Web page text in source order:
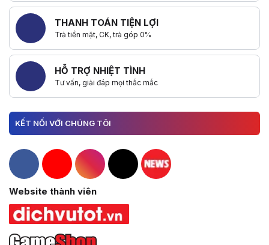
THANH TOÁN TIỆN LỢI
Trả tiền mặt, CK, trả góp 0%
HỖ TRỢ NHIỆT TÌNH
Tư vấn, giải đáp mọi thắc mắc
KẾT NỐI VỚI CHÚNG TÔI
Hacom Facebook
Hacom YouTube
Hacom Instagram
Hacom TikTok
Website thành viên